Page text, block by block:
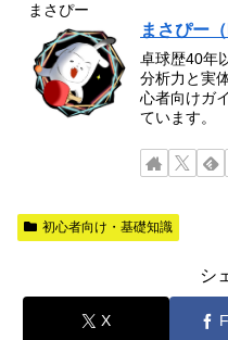
まさぴー
まさぴー
卓球歴40年
分析力と実
心者向けガ
ています。
初心者向け・基礎知識
シ
X